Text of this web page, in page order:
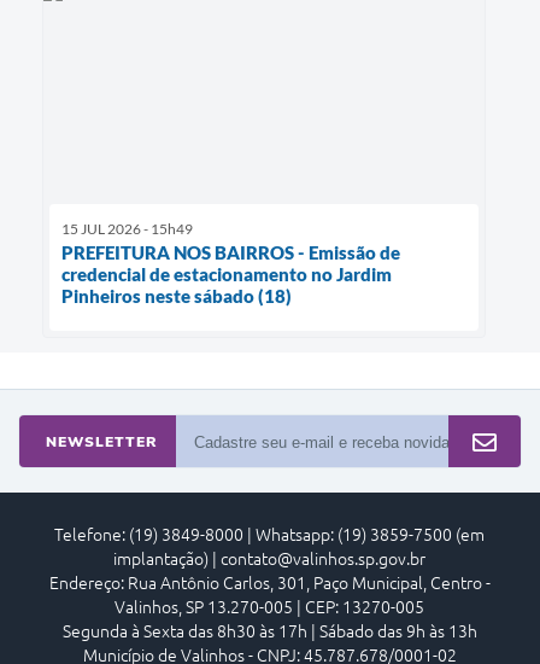
15 JUL 2026 - 15h49
PREFEITURA NOS BAIRROS - Emissão de
credencial de estacionamento no Jardim
Pinheiros neste sábado (18)
NEWSLETTER
Telefone: (19) 3849-8000 | Whatsapp: (19) 3859-7500 (em
implantação) | contato@valinhos.sp.gov.br
Endereço: Rua Antônio Carlos, 301, Paço Municipal, Centro -
Valinhos, SP 13.270-005 | CEP: 13270-005
Segunda à Sexta das 8h30 às 17h | Sábado das 9h às 13h
Município de Valinhos - CNPJ: 45.787.678/0001-02